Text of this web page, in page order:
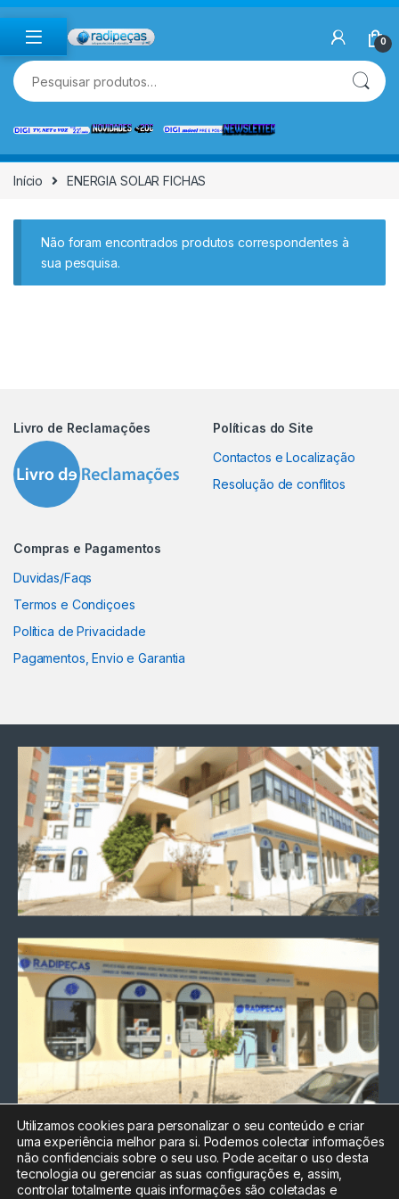
Skip to navigation
Skip to content
0
Pesquisar por:
Início ENERGIA SOLAR FICHAS
Não foram encontrados produtos correspondentes à
sua pesquisa.
Livro de Reclamações
Políticas do Site
Contactos e Localização
Resolução de conflitos
Compras e Pagamentos
Duvidas/Faqs
Termos e Condiçoes
Política de Privacidade
Pagamentos, Envio e Garantia
Chamada para a rede fixa
nacional
Electrónica:212
Utilizamos cookies para personalizar o seu conteúdo e criar
uma experiência melhor para si. Podemos colectar informações
não confidenciais sobre o seu uso. Pode aceitar o uso desta
tecnologia ou gerenciar as suas configurações e, assim,
controlar totalmente quais informações são coletadas e